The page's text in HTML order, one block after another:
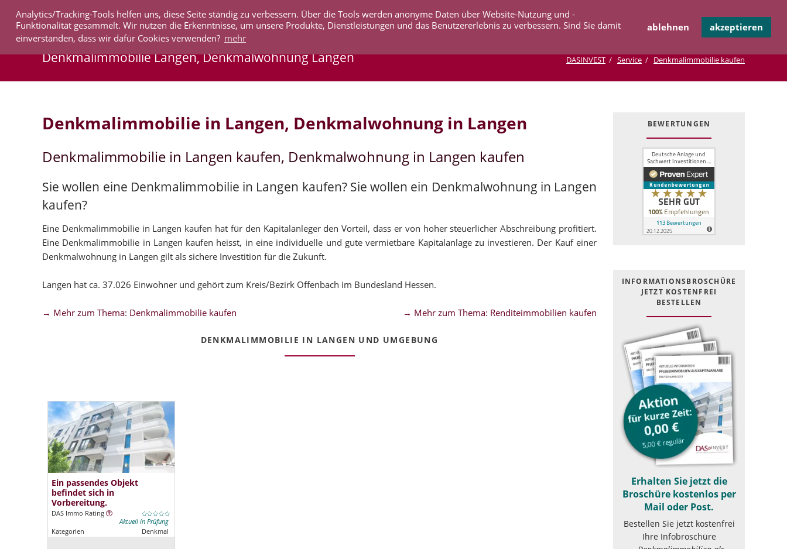
Analytics/Tracking-Tools helfen uns, diese Seite ständig zu verbessern. Über die Tools werden anonyme Daten über Website-Nutzung und -
Funktionalität gesammelt. Wir nutzen die Erkenntnisse, um unsere Produkte, Dienstleistungen und das Benutzererlebnis zu verbessern. Sind Sie damit
einverstanden, dass wir dafür Cookies verwenden? mehr
ablehnen akzeptieren
überspringen
IMMOBILIEN AKTUELLES UNTERNEHMEN SERVICE KOOPERATION KONTAKT
Denkmalimmobilie Langen, Denkmalwohnung Langen DASINVEST Service Denkmalimmobilie kaufen
Denkmalimmobilie in Langen, Denkmalwohnung in Langen
Denkmalimmobilie in Langen kaufen, Denkmalwohnung in Langen kaufen
Sie wollen eine Denkmalimmobilie in Langen kaufen? Sie wollen ein Denkmalwohnung in Langen
kaufen?
Eine Denkmalimmobilie in Langen kaufen hat für den Kapitalanleger den Vorteil, dass er von hoher steuerlicher Abschreibung profitiert.
Eine Denkmalimmobilie in Langen kaufen heisst, in eine individuelle und gute vermietbare Kapitalanlage zu investieren. Der Kauf einer
Denkmalwohnung in Langen gilt als sichere Investition für die Zukunft.
Langen hat ca. 37.026 Einwohner und gehört zum Kreis/Bezirk Offenbach im Bundesland Hessen.
→ Mehr zum Thema: Denkmalimmobilie kaufen → Mehr zum Thema: Renditeimmobilien kaufen
DENKMALIMMOBILIE IN LANGEN UND UMGEBUNG
Ein passendes Objekt
befindet sich in
Vorbereitung.
DAS Immo Rating
Aktuell in Prüfung
Kategorien
Denkmal
BEWERTUNGEN
INFOR­MATIONS­BROSCHÜRE
JETZT KOSTEN­FREI
BESTELLEN
Erhalten Sie jetzt die
Broschüre kostenlos per
Mail oder Post.
Bestellen Sie jetzt kostenfrei
Ihre Infobroschüre